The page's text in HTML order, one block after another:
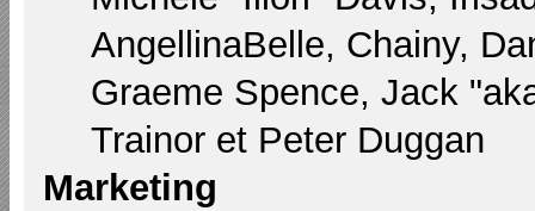
AngellinaBelle, Chainy,
Graeme Spence, Jack
Trainor et Peter Duggan
Marketing